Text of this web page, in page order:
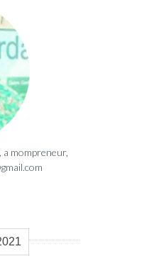
a mompreneur,